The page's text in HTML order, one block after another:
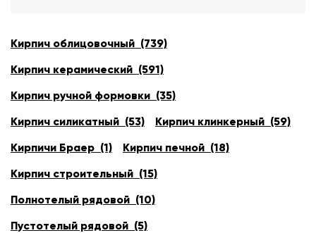
Кирпич облицовочный (739)
Кирпич керамический (591)
Кирпич ручной формовки (35)
Кирпич силикатный (53)
Кирпич клинкерный (59)
Кирпичи Браер (1)
Кирпич печной (18)
Кирпич строительный (15)
Полнотелый рядовой (10)
Пустотелый рядовой (5)